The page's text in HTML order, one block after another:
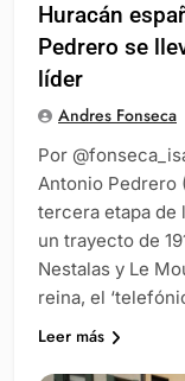
Huracán
Pedrero se
líder
Andres Fonseca
Por
Antonio Pedrero
tercera etapa de
un trayecto de
Nestalas y Le
reina, el
Leer más